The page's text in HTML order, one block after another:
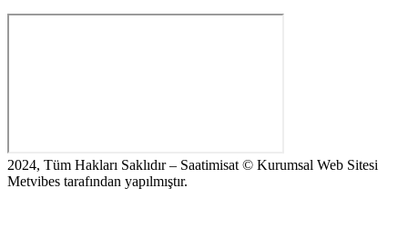
2024, Tüm Hakları Saklıdır – Saatimisat © Kurumsal Web Sitesi
Metvibes tarafından yapılmıştır.